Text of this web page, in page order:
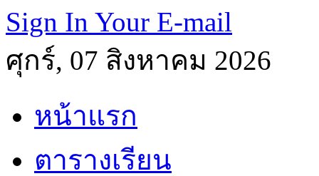
Sign In Your E-mail
ศุกร์, 07 สิงหาคม 2026
หน้าแรก
ตารางเรียน